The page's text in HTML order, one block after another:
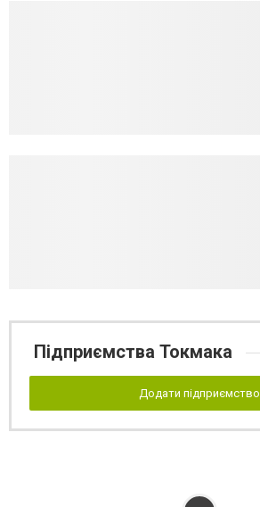
Підприємства Токмака
Додати підприємство